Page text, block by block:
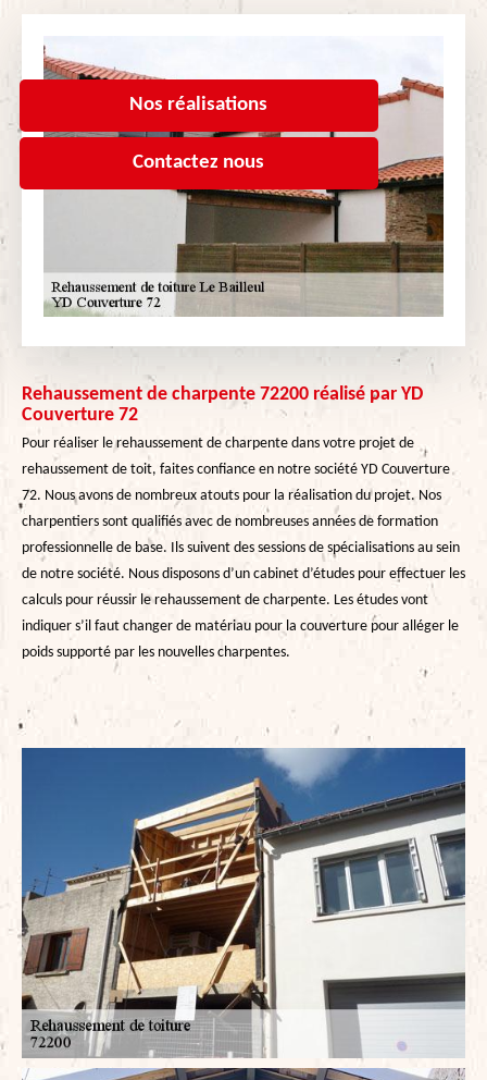
Nos réalisations
Contactez nous
Rehaussement de charpente 72200 réalisé par YD
Couverture 72
Pour réaliser le rehaussement de charpente dans votre projet de
rehaussement de toit, faites confiance en notre société YD Couverture
72. Nous avons de nombreux atouts pour la réalisation du projet. Nos
charpentiers sont qualifiés avec de nombreuses années de formation
professionnelle de base. Ils suivent des sessions de spécialisations au sein
de notre société. Nous disposons d’un cabinet d’études pour effectuer les
calculs pour réussir le rehaussement de charpente. Les études vont
indiquer s’il faut changer de matériau pour la couverture pour alléger le
poids supporté par les nouvelles charpentes.